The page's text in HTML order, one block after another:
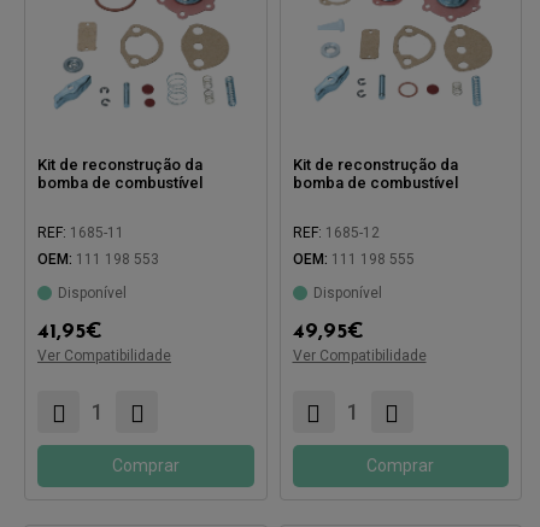
Kit de reconstrução da
bomba de combustível
REF: 1685-11
OEM: 111 198 553
Disponível
41,95€
Ver Compatibilidade
Compatível com:
Comprar
Kit de reconstrução da
bomba de combustível
REF: 1685-12
OEM: 111 198 555
Disponível
49,95€
Ver Compatibilidade
Compatível com:
Comprar